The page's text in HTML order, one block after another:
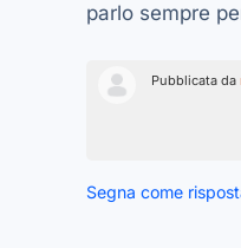
parlo sempre
Pubblicata da
Segna come